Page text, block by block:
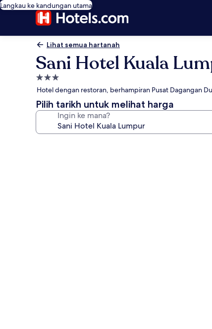
Langkau ke kandungan utama
Lihat semua hartanah
Sani Hotel Kuala
Hartanah
3.0
bintang
Hotel dengan restoran, berhampiran Pusat Dagangan
Pilih tarikh untuk melihat harga
Ingin ke mana?